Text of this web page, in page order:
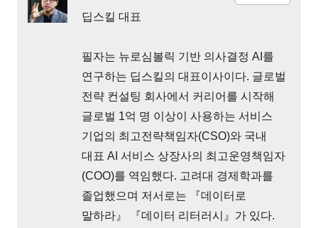
딥스킬 대표
필자는 뉴로심볼릭 기반 의사결정 AI를
연구하는 딥스킬의 대표이사이다. 글로벌
전략 컨설팅 회사에서 커리어를 시작해
글로벌 1억 명 이상이 사용하는 서비스
기업의 최고전략책임자(CSO)와 국내
대표 AI 서비스 상장사의 최고운영책임자
(COO)를 역임했다. 고려대 경제학과를
졸업했으며 저서로는 『데이터로
말하라』 『데이터 리터러시』가 있다.